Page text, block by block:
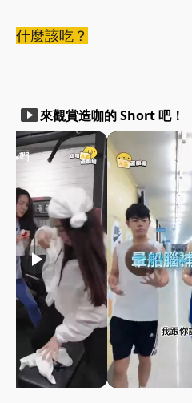
什麼該吃？
smart_display來觀賞造咖的 Short 吧！
play_arrow play_arrow